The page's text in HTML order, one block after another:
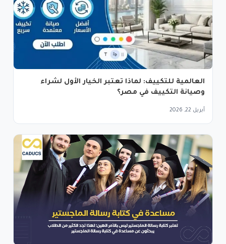
العالمية للتكييف: لماذا تعتبر الخيار الأول لشراء
وصيانة التكييف في مصر؟
أبريل 22, 2026